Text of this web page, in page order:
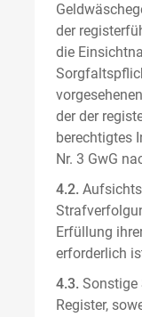
der
die
der der
berechtigtes
Nr. 3 GwG
4.2.
Erfüllung
erforderlich
4.3. Sonstige
Register,